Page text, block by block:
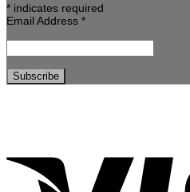
* indicates required
Email Address *